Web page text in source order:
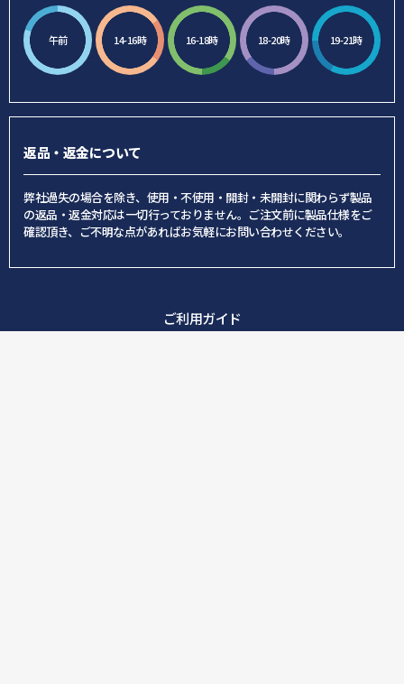
午前 14-16時 16-18時 18-20時 19-21時
返品・返金について
弊社過失の場合を除き、使用・不使用・開封・未開封に関わらず製品
の返品・返金対応は一切行っておりません。ご注文前に製品仕様をご
確認頂き、ご不明な点があればお気軽にお問い合わせください。
ご利用ガイド